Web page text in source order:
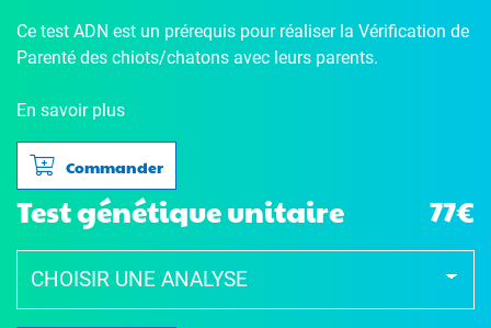
Ce test ADN est un prérequis pour réaliser la Vérification de
Parenté des chiots/chatons avec leurs parents.
En savoir plus
Commander
Test génétique unitaire 77€